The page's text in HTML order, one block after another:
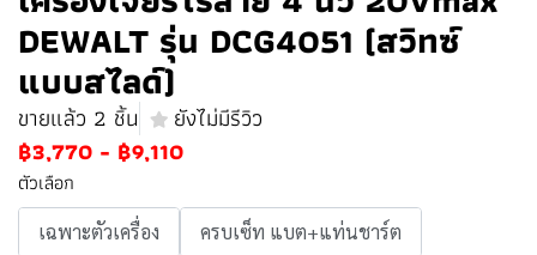
DEWALT รุ่น DCG4051 (สวิทซ์
แบบสไลด์)
ขายแล้ว 2 ชิ้น
ยังไม่มีรีวิว
฿3,770 - ฿9,110
ตัวเลือก
เฉพาะตัวเครื่อง ครบเซ็ท แบต+แท่นชาร์ต